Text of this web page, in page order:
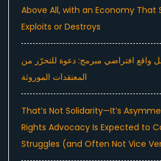
Above All, with an Economy That
Exploits or Destroys
واقع افتراضي مبرمج: دعوة للتحرّر من
المعتقدات الموروثة
That’s Not Solidarity—It’s
Rights Advocacy Is Expected to
Struggles (and Often Not Vice